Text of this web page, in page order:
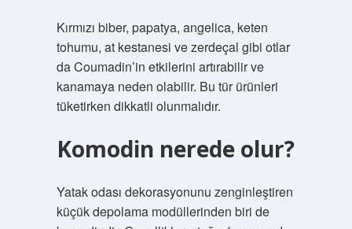
Kırmızı biber, papatya, angelica, keten
tohumu, at kestanesi ve zerdeçal gibi otlar
da Coumadin’in etkilerini artırabilir ve
kanamaya neden olabilir. Bu tür ürünleri
tüketirken dikkatli olunmalıdır.
Komodin nerede olur?
Yatak odası dekorasyonunu zenginleştiren
küçük depolama modüllerinden biri de